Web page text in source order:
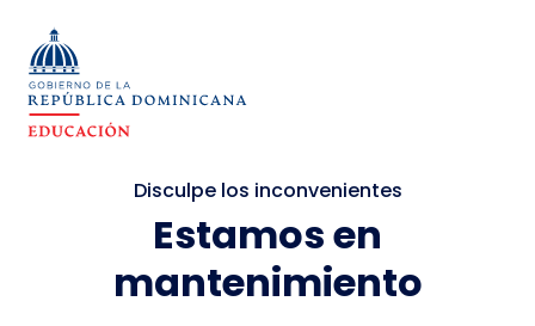
Disculpe los inconvenientes
Estamos en
mantenimiento